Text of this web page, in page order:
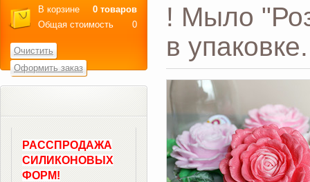
! Мыло
в упаковке.
В корзине
0 товаров
Общая стоимость
0
Очистить
Оформить заказ
РАССПРОДАЖА
СИЛИКОНОВЫХ
ФОРМ!